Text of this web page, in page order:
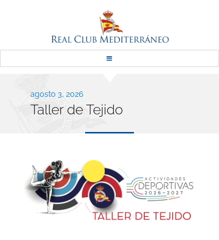
Real Club Mediterráneo
Publicado
el
agosto 3, 2026
Taller de Tejido